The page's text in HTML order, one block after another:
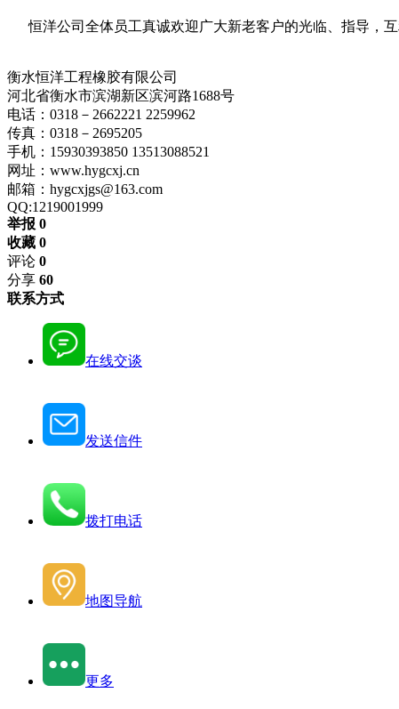
恒洋公司全体员工真诚欢迎广大新老客户的光临、指导，互
衡水恒洋工程橡胶有限公司
河北省衡水市滨湖新区滨河路1688号
电话：0318－2662221 2259962
传真：0318－2695205
手机：15930393850 13513088521
网址：www.hygcxj.cn
邮箱：hygcxjgs@163.com
QQ:1219001999
举报 0
收藏 0
评论 0
分享 60
联系方式
在线交谈
发送信件
拨打电话
地图导航
更多